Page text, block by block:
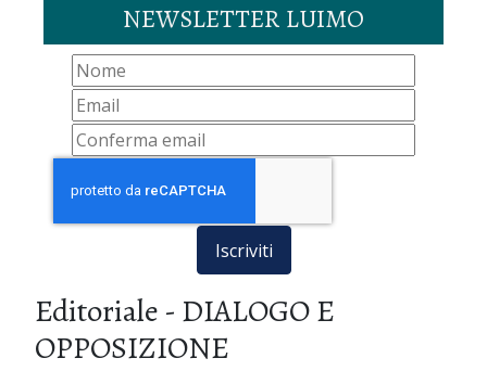
NEWSLETTER LUIMO
Iscriviti
Editoriale - DIALOGO E
OPPOSIZIONE